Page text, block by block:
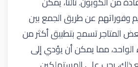
وفوراتهم عن طريق الجمع بين
المتاجر تسمح بتطبيق أكثر من
مما يمكن أن يؤدي إلى